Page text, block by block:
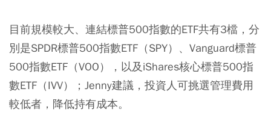
目前規模較大、連結標普500指數的ETF共有3檔，分
別是SPDR標普500指數ETF（SPY）、Vanguard標普
500指數ETF（VOO），以及iShares核心標普500指
數ETF（IVV）；Jenny建議，投資人可挑選管理費用
較低者，降低持有成本。